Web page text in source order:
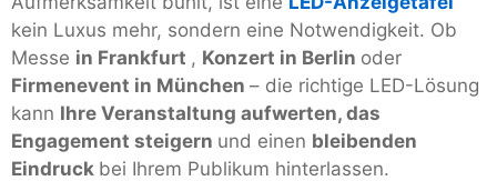
kein Luxus mehr, sondern eine Notwendigkeit. Ob
Messe in Frankfurt , Konzert in Berlin oder
Firmenevent in München – die richtige LED-Lösung
kann Ihre Veranstaltung aufwerten, das
Engagement steigern und einen bleibenden
Eindruck bei Ihrem Publikum hinterlassen.